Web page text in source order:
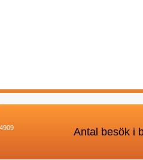
Antal besök i